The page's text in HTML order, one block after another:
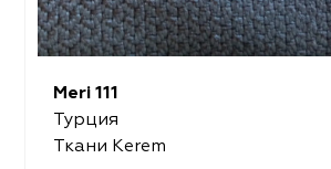
Meri 111
Турция
Ткани Kerem